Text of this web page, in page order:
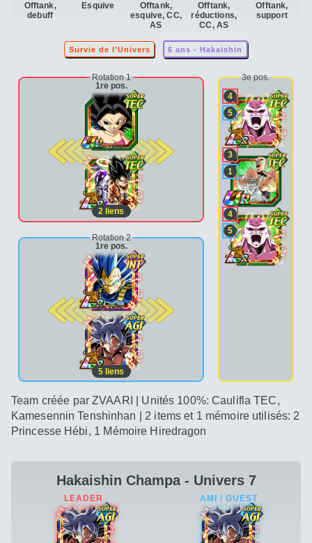
Offtank,
debuff
Esquive
Offtank,
esquive, CC,
AS
Offtank,
réductions,
CC, AS
Offtank,
support
Survie de l'Univers 6 ans - Hakaishin
Rotation 1
1re pos.
2e pos.
2 liens
Rotation 2
1re pos.
2e pos.
5 liens
3e pos.
4
5
3
1
4
5
Team créée par ZVAARI | Unités 100%: Caulifla TEC,
Kamesennin Tenshinhan | 2 items et 1 mémoire utilisés: 2
Princesse Hébi, 1 Mémoire Hiredragon
Hakaishin Champa - Univers 7